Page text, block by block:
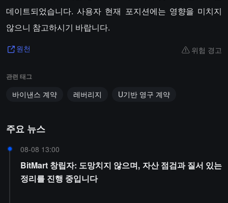
데이트되었습니다. 사용자 현재 포지션에는 영향을 미치지
않으니 참고하시기 바랍니다.
원천 위험 경고
관련 태그
바이낸스 계약 레버리지 U기반 영구 계약
주요 뉴스
08-08 13:00
BitMart 창립자: 도망치지 않으며, 자산 점검과 질서 있는
정리를 진행 중입니다